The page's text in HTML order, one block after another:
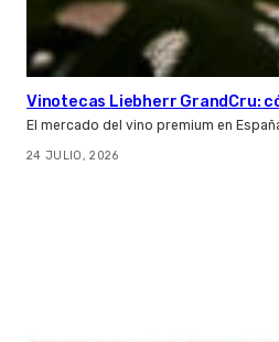
Vinotecas Liebherr GrandCru:
El mercado del vino premium en
24 JULIO, 2026